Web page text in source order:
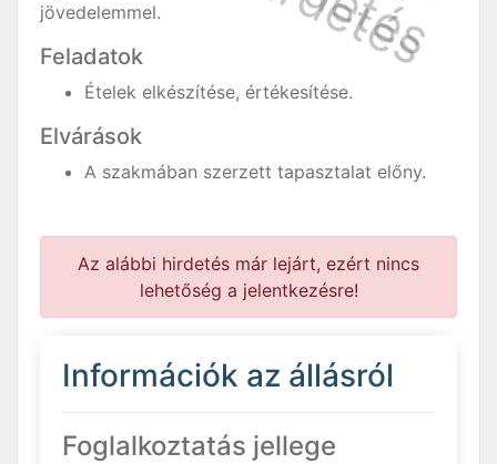
jövedelemmel.
Feladatok
Ételek elkészítése, értékesítése.
Elvárások
A szakmában szerzett tapasztalat előny.
Az alábbi hirdetés már lejárt, ezért nincs
lehetőség a jelentkezésre!
Információk az állásról
Foglalkoztatás jellege